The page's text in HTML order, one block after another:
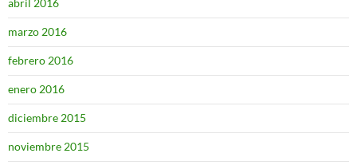
abril 2016
marzo 2016
febrero 2016
enero 2016
diciembre 2015
noviembre 2015